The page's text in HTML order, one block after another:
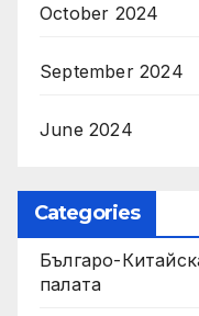
October 2024
September 2024
June 2024
Categories
Българо-
палaта